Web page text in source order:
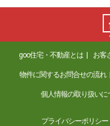
goo住宅・不動産とは お客
物件に関するお問合せの流れ
個人情報の取り扱いに
プライバシーポリシー